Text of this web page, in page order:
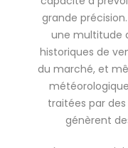
grande
une multitude
historiques de
du marché, et
traitées par
génèrent